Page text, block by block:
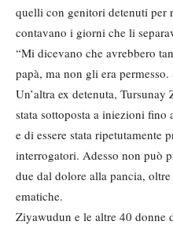
quelli con genitori detenuti per
contavano i giorni che li
“Mi dicevano che avrebbero
papà, ma non gli era
Un’altra ex detenuta,
stata sottoposta a iniezioni fino
e di essere stata ripetutamente
interrogatori. Adesso non può
due dal dolore alla pancia,
ematiche.
Ziyawudun e le altre 40 donne